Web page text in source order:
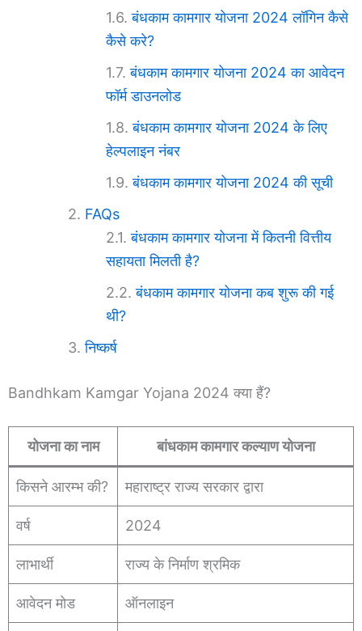
बंधकाम कामगार योजना 2024 लॉगिन कैसे
कैसे करे?
बंधकाम कामगार योजना 2024 का आवेदन
फॉर्म डाउनलोड
बंधकाम कामगार योजना 2024 के लिए
हेल्पलाइन नंबर
बंधकाम कामगार योजना 2024 की सूची
FAQs
बंधकाम कामगार योजना में कितनी वित्तीय
सहायता मिलती है?
बंधकाम कामगार योजना कब शुरू की गई
थी?
निष्कर्ष
Bandhkam Kamgar Yojana 2024 क्या हैं?
योजना का नाम बांधकाम कामगार कल्याण योजना
किसने आरम्भ की? महाराष्ट्र राज्य सरकार द्वारा
वर्ष 2024
लाभार्थी राज्य के निर्माण श्रमिक
आवेदन मोड ऑनलाइन